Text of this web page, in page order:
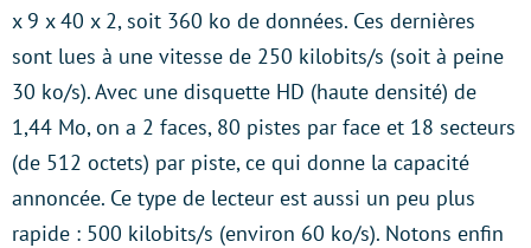
x 9 x 40 x 2, soit 360 ko de données. Ces dernières
sont lues à une vitesse de 250 kilobits/s (soit à peine
30 ko/s). Avec une disquette HD (haute densité) de
1,44 Mo, on a 2 faces, 80 pistes par face et 18 secteurs
(de 512 octets) par piste, ce qui donne la capacité
annoncée. Ce type de lecteur est aussi un peu plus
rapide : 500 kilobits/s (environ 60 ko/s). Notons enfin